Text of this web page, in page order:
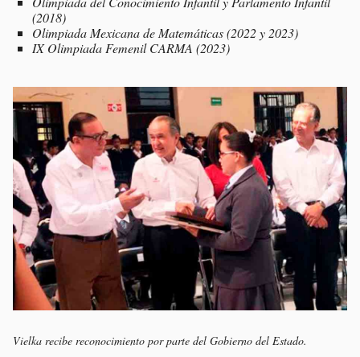
(2018)
Olimpiada Mexicana de Matemáticas (2022 y 2023)
IX Olimpiada Femenil CARMA (2023)
Vielka recibe reconocimiento por parte del Gobierno del Estado.